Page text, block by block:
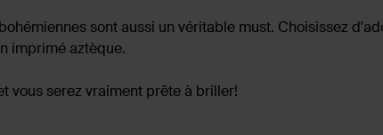
sont aussi un véritable must. Choisissez
imprimé aztèque.
vous serez vraiment prête à briller!